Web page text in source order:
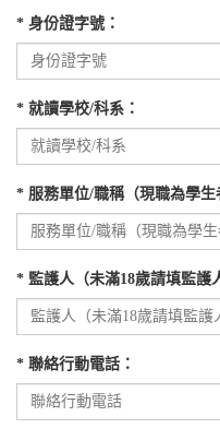
* 身份證字號：
* 就讀學校/科系：
* 服務單位/職稱（現職為學生
* 監護人（未滿18歲請填監護
* 聯絡行動電話：